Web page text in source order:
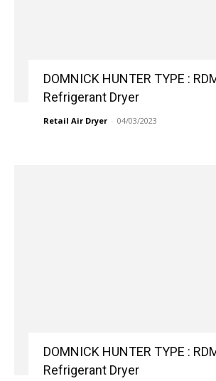
DOMNICK HUNTER TYPE :
Refrigerant Dryer
Retail Air Dryer - 04/03/2023
DOMNICK HUNTER TYPE :
Refrigerant Dryer